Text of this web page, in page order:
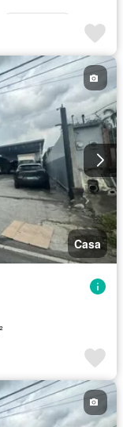
Gimnasio
Seguridad
tenis
Agua
Casa